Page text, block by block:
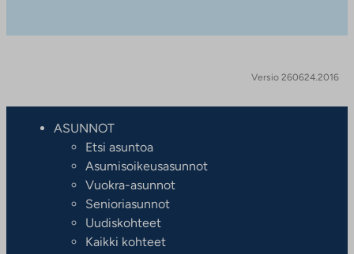
Versio 260624.2016
ASUNNOT
Etsi asuntoa
Asumisoikeusasunnot
Vuokra-asunnot
Senioriasunnot
Uudiskohteet
Kaikki kohteet